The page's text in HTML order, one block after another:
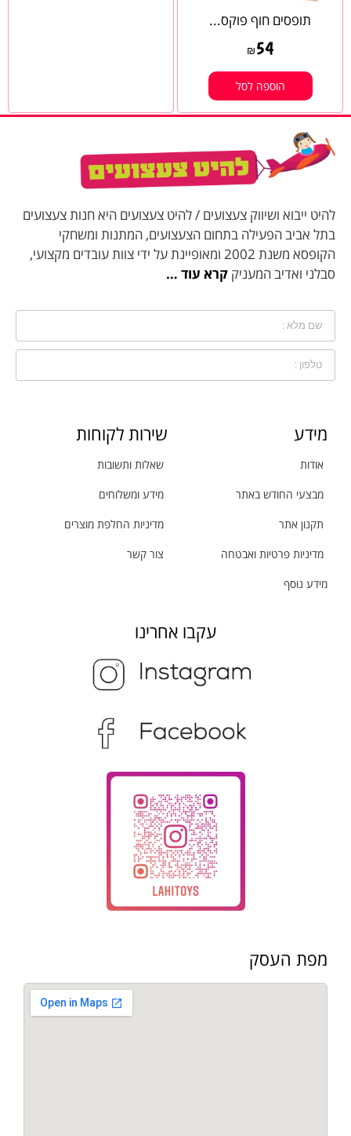
תופסים חוף פוקס...
₪ 54
הוספה לסל
להיט ייבוא ושיווק צעצועים / להיט צעצועים היא חנות צעצועים
בתל אביב הפעילה בתחום הצעצועים, המתנות ומשחקי
הקופסא משנת 2002 ומאופיינת על ידי צוות עובדים מקצועי,
סבלני ואדיב המעניק קרא עוד …
מידע
אודות
מבצעי החודש באתר
תקנון אתר
מדיניות פרטיות ואבטחה
מידע נוסף
שירות לקוחות
שאלות ותשובות
מידע ומשלוחים
מדיניות החלפת מוצרים
צור קשר
עקבו אחרינו
מפת העסק